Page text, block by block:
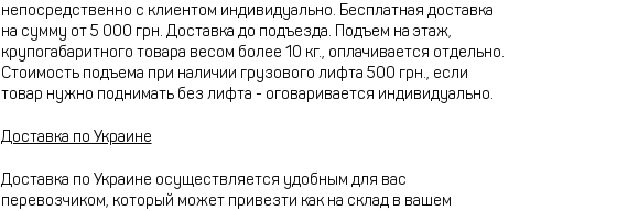
непосредственно с клиентом индивидуально. Бесплатная доставка
на сумму от 5 000 грн. Доставка до подъезда. Подъем на этаж,
крупогабаритного товара весом более 10 кг., оплачивается отдельно.
Стоимость подъема при наличии грузового лифта 500 грн., если
товар нужно поднимать без лифта - оговаривается индивидуально.
Доставка по Украине
Доставка по Украине осуществляется удобным для вас
перевозчиком, который может привезти как на склад в вашем